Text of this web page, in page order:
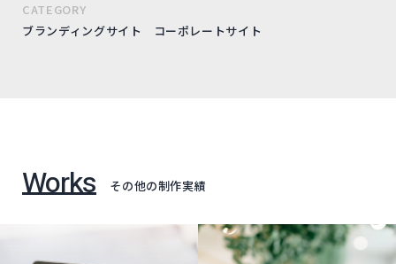
CATEGORY
ブランディングサイト
コーポレートサイト
Works その他の制作実績